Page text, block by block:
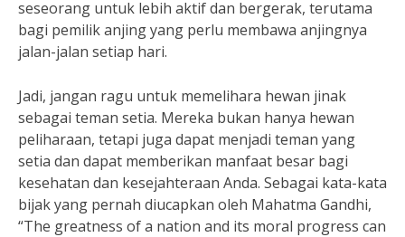
seseorang untuk lebih aktif dan bergerak, terutama
bagi pemilik anjing yang perlu membawa anjingnya
jalan-jalan setiap hari.
Jadi, jangan ragu untuk memelihara hewan jinak
sebagai teman setia. Mereka bukan hanya hewan
peliharaan, tetapi juga dapat menjadi teman yang
setia dan dapat memberikan manfaat besar bagi
kesehatan dan kesejahteraan Anda. Sebagai kata-kata
bijak yang pernah diucapkan oleh Mahatma Gandhi,
“The greatness of a nation and its moral progress can